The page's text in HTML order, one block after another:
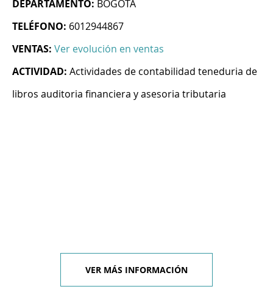
DEPARTAMENTO: BOGOTA
TELÉFONO: 6012944867
VENTAS: Ver evolución en ventas
ACTIVIDAD: Actividades de contabilidad teneduria de
libros auditoria financiera y asesoria tributaria
VER MÁS INFORMACIÓN